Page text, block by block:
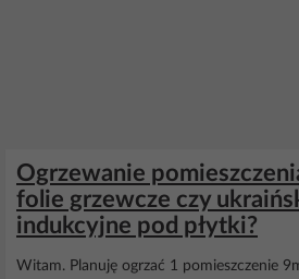
Ogrzewanie
folie grzewcze czy
indukcyjne pod płytki?
Witam. Planuję ogrzać 1 pomieszczenie